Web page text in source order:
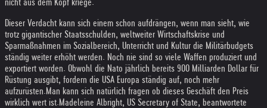
nicht aus dem Kopf kriege.
Dieser Verdacht kann sich einem schon aufdrängen, wenn man sieht, wie
trotz gigantischer Staatsschulden, weltweiter Wirtschaftskrise und
Sparmaßnahmen im Sozialbereich, Unterricht und Kultur die Militärbudgets
ständig weiter erhöht werden. Noch nie sind so viele Waffen produziert und
exportiert worden. Obwohl die Nato jährlich bereits 900 Milliarden Dollar für
Rüstung ausgibt, fordern die USA Europa ständig auf, noch mehr
aufzurüsten.Man kann sich natürlich fragen ob dieses Geschäft den Preis
wirklich wert ist.Madeleine Albright, US Secretary of State, beantwortete